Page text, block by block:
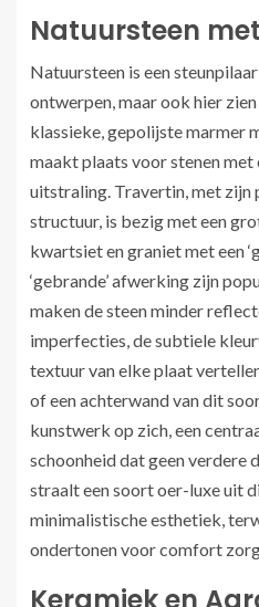
Natuursteen
Natuursteen is een
ontwerpen, maar ook hier
klassieke, gepolijste marmer
maakt plaats voor stenen met
uitstraling. Travertin, met zijn
structuur, is bezig met een
kwartsiet en graniet met een
‘gebrande’ afwerking zijn
maken de steen minder
imperfecties, de subtiele
textuur van elke plaat
of een achterwand van dit
kunstwerk op zich, een
schoonheid dat geen verdere
straalt een soort oer-luxe uit
minimalistische esthetiek,
ondertonen voor comfort